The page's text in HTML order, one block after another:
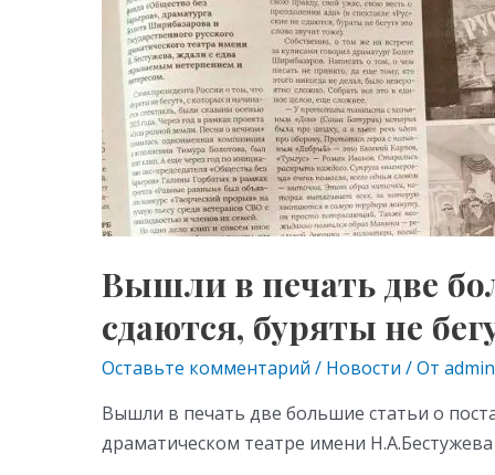
Вышли в печать две
сдаются, буряты не
Оставьте комментарий / Новости / От admin
Вышли в печать две большие статьи о
драматическом театре имени